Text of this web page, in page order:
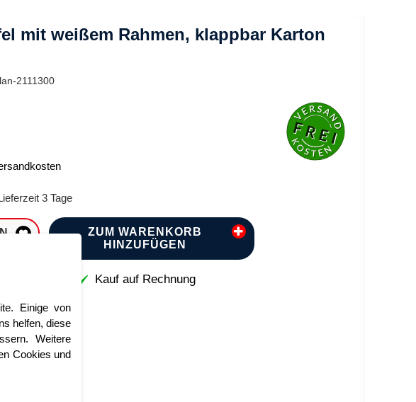
mit weißem Rahmen, klappbar Karton
2111300
3 Tage
ZUM WARENKORB
HINZUFÜGEN
Kauf auf Rechnung
Einige von
helfen, diese
Weitere
Cookies und